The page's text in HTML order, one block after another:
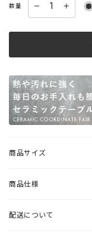
数量
+
商品サイズ
商品仕様
配送について